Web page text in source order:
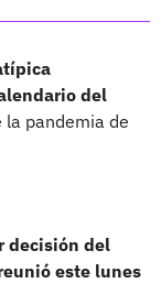
del
la pandemia de
decisión del
este lunes